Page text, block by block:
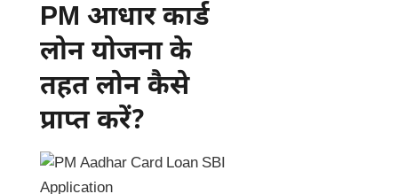
PM आधार कार्ड
लोन योजना के
तहत लोन कैसे
प्राप्त करें?